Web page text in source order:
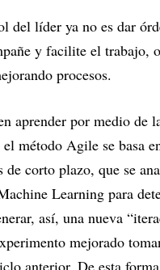
del líder ya no es dar
y facilite el trabajo,
procesos.
aprender por medio de
método Agile se basa
de corto plazo, que se
Learning para
así, una nueva
mejorado
anterior. De esta